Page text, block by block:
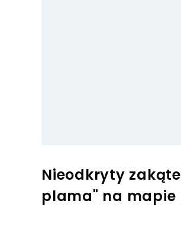
Nieodkryty
plama" na mapie